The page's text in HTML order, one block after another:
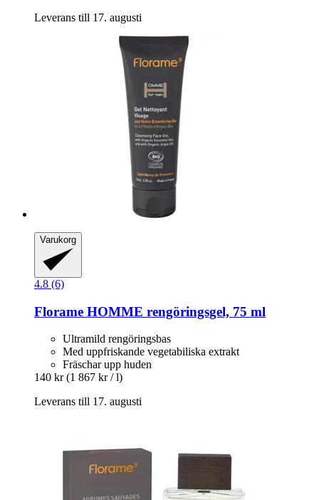
Leverans till 17. augusti
Varukorg
4.8 (6)
Florame HOMME rengöringsgel, 75 ml
Ultramild rengöringsbas
Med uppfriskande vegetabiliska extrakt
Fräschar upp huden
140 kr (1 867 kr / l)
Leverans till 17. augusti